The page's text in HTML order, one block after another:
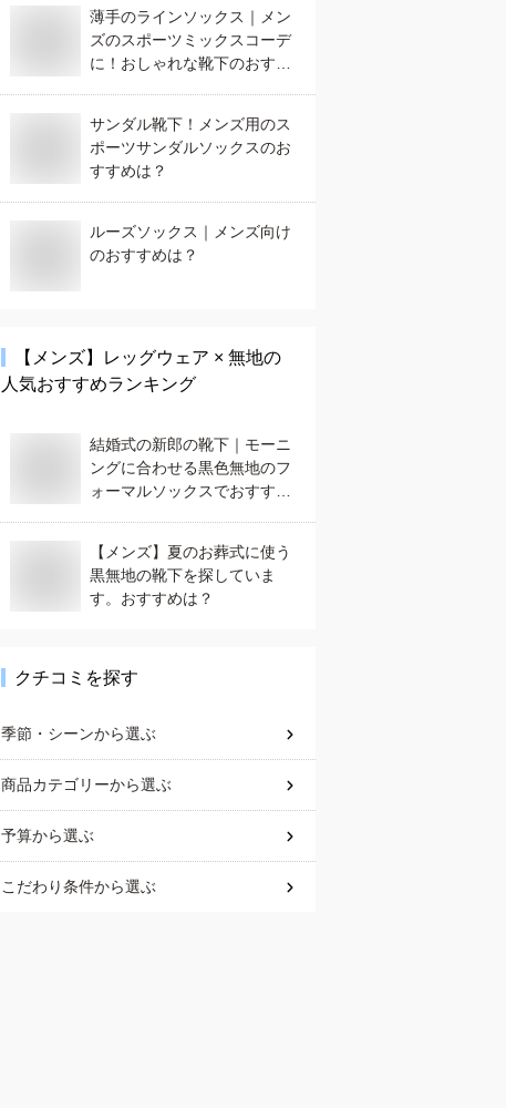
薄手のラインソックス｜メン
ズのスポーツミックスコーデ
に！おしゃれな靴下のおすす
サンダル靴下！メンズ用のス
ポーツサンダルソックスのお
すすめは？
ルーズソックス｜メンズ向け
のおすすめは？
【メンズ】 レッグウェア × 無地の
人気おすすめランキング
結婚式の新郎の靴下｜モーニ
ングに合わせる黒色無地のフ
ォーマルソックスでおすすめ
【メンズ】夏のお葬式に使う
黒無地の靴下を探していま
す。おすすめは？
クチコミを探す
季節・シーンから選ぶ
商品カテゴリーから選ぶ
予算から選ぶ
こだわり条件から選ぶ